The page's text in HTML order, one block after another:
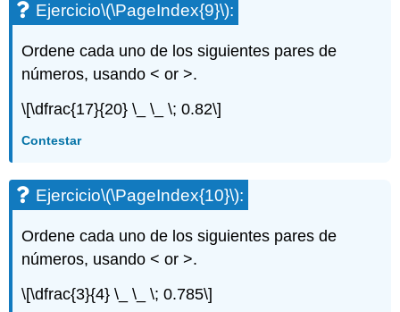
Ejercicio\(\PageIndex{9}\):
Ordene cada uno de los siguientes pares de
números, usando < or >.
\[\dfrac{17}{20} \_ \_ \; 0.82\]
Contestar
Ejercicio\(\PageIndex{10}\):
Ordene cada uno de los siguientes pares de
números, usando < or >.
\[\dfrac{3}{4} \_ \_ \; 0.785\]